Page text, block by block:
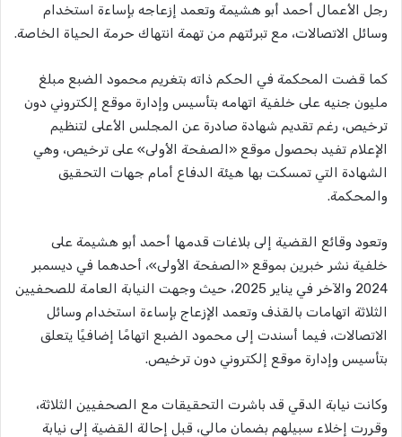
رجل الأعمال أحمد أبو هشيمة وتعمد إزعاجه بإساءة استخدام
وسائل الاتصالات، مع تبرئتهم من تهمة انتهاك حرمة الحياة الخاصة.
كما قضت المحكمة في الحكم ذاته بتغريم محمود الضبع مبلغ
مليون جنيه على خلفية اتهامه بتأسيس وإدارة موقع إلكتروني دون
ترخيص، رغم تقديم شهادة صادرة عن المجلس الأعلى لتنظيم
الإعلام تفيد بحصول موقع «الصفحة الأولى» على ترخيص، وهي
الشهادة التي تمسكت بها هيئة الدفاع أمام جهات التحقيق
والمحكمة.
وتعود وقائع القضية إلى بلاغات قدمها أحمد أبو هشيمة على
خلفية نشر خبرين بموقع «الصفحة الأولى»، أحدهما في ديسمبر
2024 والآخر في يناير 2025، حيث وجهت النيابة العامة للصحفيين
الثلاثة اتهامات بالقذف وتعمد الإزعاج بإساءة استخدام وسائل
الاتصالات، فيما أسندت إلى محمود الضبع اتهامًا إضافيًا يتعلق
بتأسيس وإدارة موقع إلكتروني دون ترخيص.
وكانت نيابة الدقي قد باشرت التحقيقات مع الصحفيين الثلاثة،
وقررت إخلاء سبيلهم بضمان مالي، قبل إحالة القضية إلى نيابة